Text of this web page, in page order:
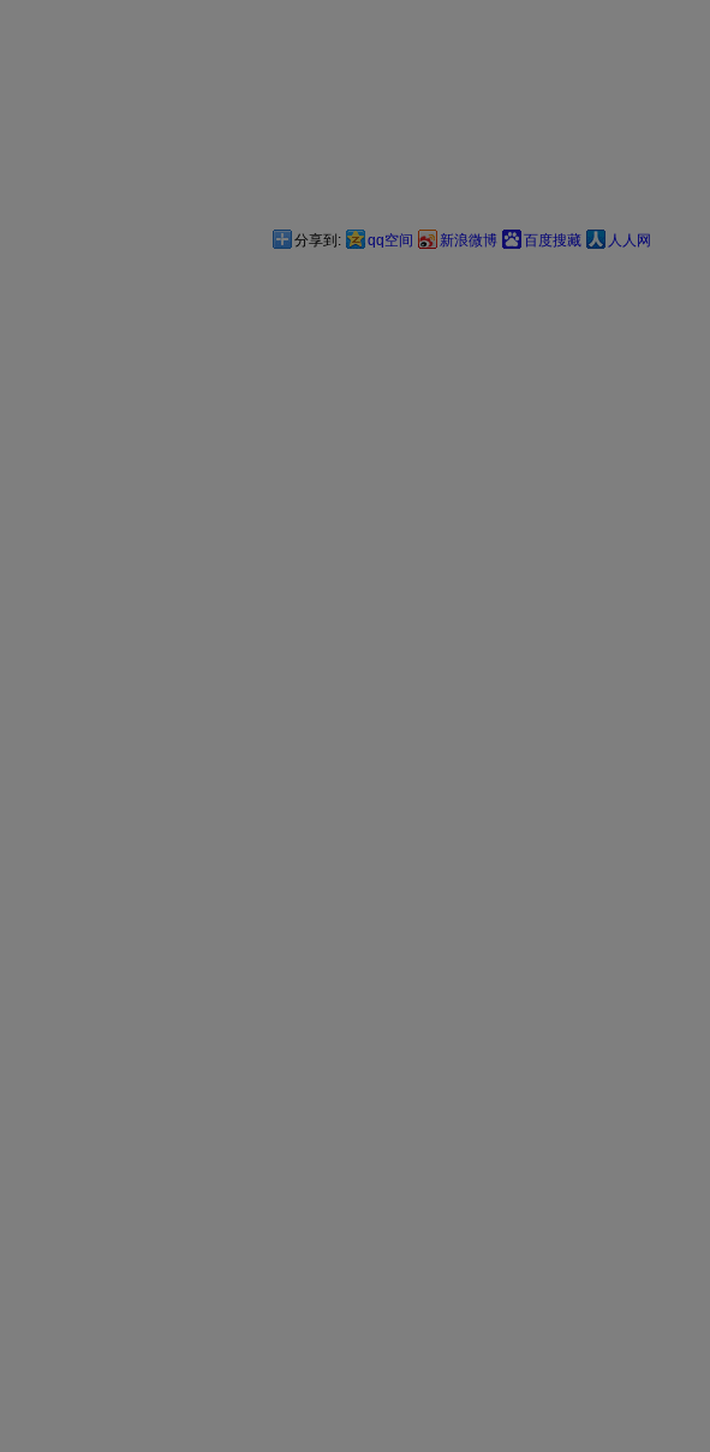
分享到: qq空间 新浪微博 百度搜藏 人人网